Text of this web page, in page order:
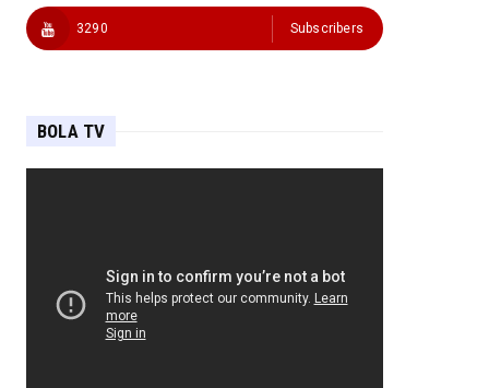
3290 Subscribers
BOLA TV